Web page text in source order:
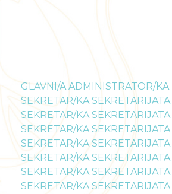
GLAVNI/A ADMINISTRATOR/KA
SEKRETAR/KA
SEKRETAR/KA
SEKRETAR/KA
SEKRETAR/KA
SEKRETAR/KA
SEKRETAR/KA
SEKRETAR/KA